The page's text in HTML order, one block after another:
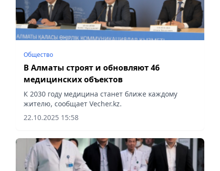
Общество
В Алматы строят и обновляют 46
медицинских объектов
К 2030 году медицина станет ближе каждому
жителю, сообщает Vecher.kz.
22.10.2025 15:58